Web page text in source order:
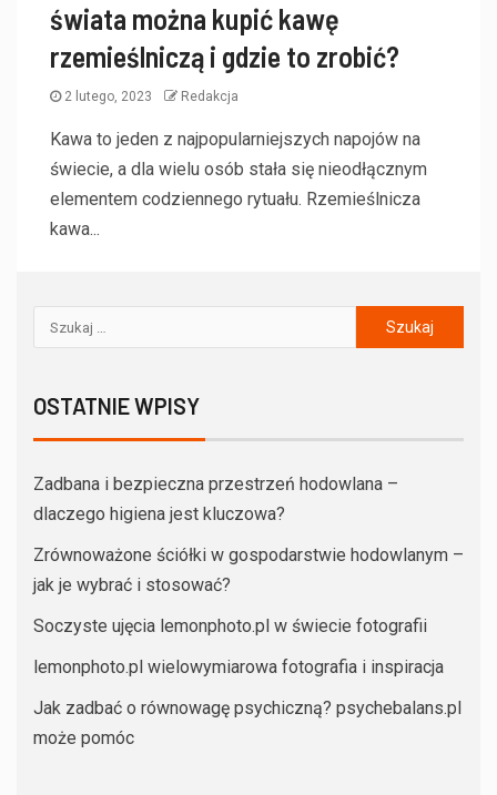
świata można kupić kawę
rzemieślniczą i gdzie to zrobić?
2 lutego, 2023 Redakcja
Kawa to jeden z najpopularniejszych napojów na
świecie, a dla wielu osób stała się nieodłącznym
elementem codziennego rytuału. Rzemieślnicza
kawa...
OSTATNIE WPISY
Zadbana i bezpieczna przestrzeń hodowlana –
dlaczego higiena jest kluczowa?
Zrównoważone ściółki w gospodarstwie hodowlanym –
jak je wybrać i stosować?
Soczyste ujęcia lemonphoto.pl w świecie fotografii
lemonphoto.pl wielowymiarowa fotografia i inspiracja
Jak zadbać o równowagę psychiczną? psychebalans.pl
może pomóc